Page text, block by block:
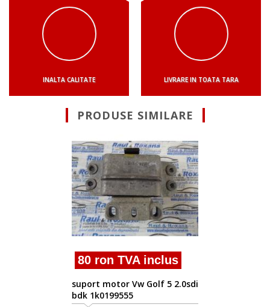
INALTA CALITATE LIVRARE IN TOATA TARA
PRODUSE SIMILARE
80 ron TVA inclus
suport motor Vw Golf 5 2.0sdi
bdk 1k0199555